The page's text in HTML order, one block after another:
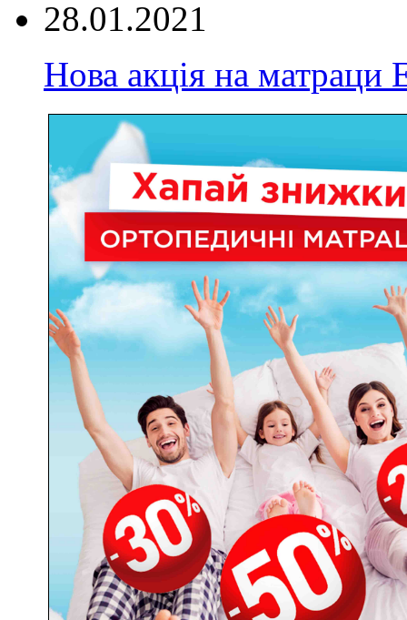
28.01.2021
Нова акція на